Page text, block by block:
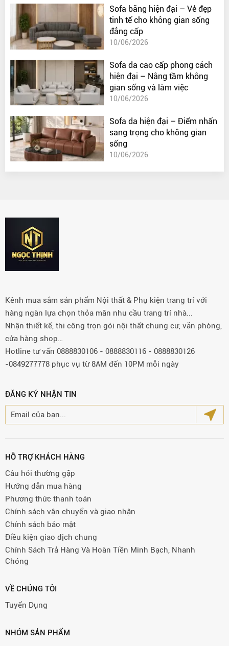
Sofa băng hiện đại – Vẻ đẹp
tinh tế cho không gian sống
đẳng cấp
10/06/2026
Sofa da cao cấp phong cách
hiện đại – Nâng tầm không
gian sống và làm việc
10/06/2026
Sofa da hiện đại – Điểm nhấn
sang trọng cho không gian
sống
10/06/2026
Kênh mua sắm sản phẩm Nội thất & Phụ kiện trang trí với
hàng ngàn lựa chọn thỏa mãn nhu cầu trang trí nhà...
Nhận thiết kế, thi công trọn gói nội thất chung cư, văn phòng,
cửa hàng shop…
Hotline tư vấn 0888830106 - 0888830116 - 0888830126
-0849277778 phục vụ từ 8AM đến 10PM mỗi ngày
ĐĂNG KÝ NHẬN TIN
HỖ TRỢ KHÁCH HÀNG
Câu hỏi thường gặp
Hướng dẫn mua hàng
Phương thức thanh toán
Chính sách vận chuyển và giao nhận
Chính sách bảo mật
Điều kiện giao dịch chung
Chính Sách Trả Hàng Và Hoàn Tiền Minh Bạch, Nhanh
Chóng
VỀ CHÚNG TÔI
Tuyển Dụng
NHÓM SẢN PHẨM